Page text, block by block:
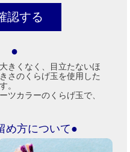
●
きくなく、目立たないほ
さのくらげ玉を使用した
。
カラーのくらげ玉で、
め方について●